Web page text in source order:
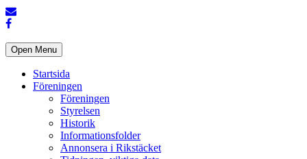
Open Menu
Startsida
Föreningen
Föreningen
Styrelsen
Historik
Informationsfolder
Annonsera i Rikstäcket